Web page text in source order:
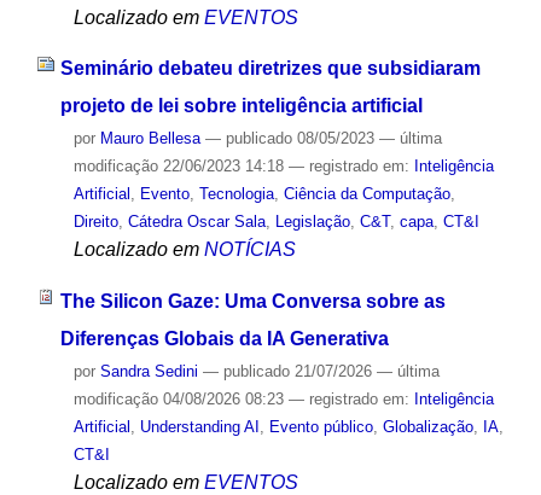
Localizado em EVENTOS
Seminário debateu diretrizes que subsidiaram
projeto de lei sobre inteligência artificial
por Mauro Bellesa — publicado08/05/2023 — última
modificação22/06/2023 14:18 — registrado em: Inteligência
Artificial , Evento, Tecnologia, Ciência da Computação,
Direito, Cátedra Oscar Sala, Legislação, C&T, capa, CT&I
Localizado em NOTÍCIAS
The Silicon Gaze: Uma Conversa sobre as
Diferenças Globais da IA Generativa
por Sandra Sedini — publicado21/07/2026 — última
modificação04/08/2026 08:23 — registrado em: Inteligência
Artificial , Understanding AI , Evento público, Globalização, IA,
CT&I
Localizado em EVENTOS